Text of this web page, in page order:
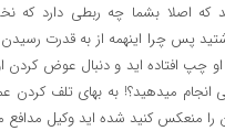
اصلا بشما چه ربطی دارد که
پس چرا اینهمه از به قدرت رسیدن
او چپ افتاده اید و دنبال عوض
انجام میدهید؟! به بهای تلف کردن
منعکس کنید شده اید وکیل مدافع